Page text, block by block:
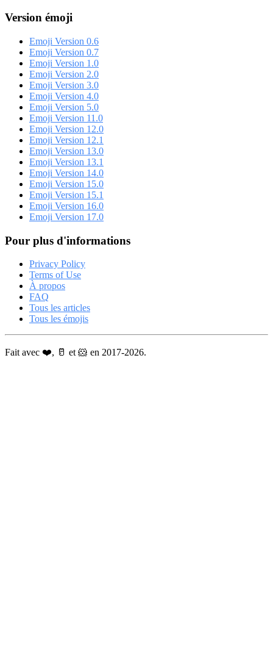
Version émoji
Emoji Version 0.6
Emoji Version 0.7
Emoji Version 1.0
Emoji Version 2.0
Emoji Version 3.0
Emoji Version 4.0
Emoji Version 5.0
Emoji Version 11.0
Emoji Version 12.0
Emoji Version 12.1
Emoji Version 13.0
Emoji Version 13.1
Emoji Version 14.0
Emoji Version 15.0
Emoji Version 15.1
Emoji Version 16.0
Emoji Version 17.0
Pour plus d'informations
Privacy Policy
Terms of Use
À propos
FAQ
Tous les articles
Tous les émojis
Fait avec ❤️, 🥛 et 🐹 en 2017-2026.